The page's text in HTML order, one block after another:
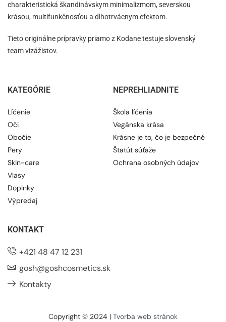
charakteristická škandinávskym minimalizmom, severskou
krásou, multifunkčnosťou a dlhotrvácnym efektom.
Tieto originálne prípravky priamo z Kodane testuje slovenský
team vizážistov.
KATEGÓRIE
Líčenie
Oči
Obočie
Pery
Skin-care
Vlasy
Doplnky
Výpredaj
NEPREHLIADNITE
Škola líčenia
Vegánska krása
Krásne je to, čo je bezpečné
Štatút súťaže
Ochrana osobných údajov
KONTAKT
+421 48 47 12 231
gosh@goshcosmetics.sk
Kontakty
Copyright © 2024 | Tvorba web stránok